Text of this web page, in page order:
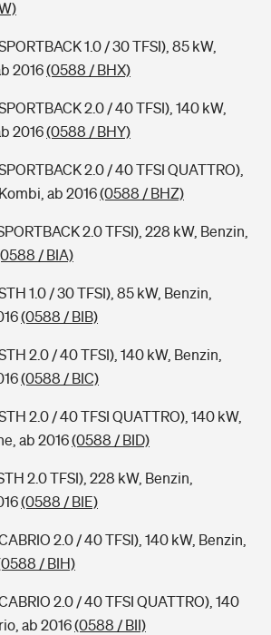
1.0 / 30 TFSI), 85 kW,
2016(0588 / BHX)
2.0 / 40 TFSI), 140 kW,
2016(0588 / BHY)
2.0 / 40 TFSI QUATTRO),
ab 2016(0588 / BHZ)
2.0 TFSI), 228 kW, Benzin,
/ BIA)
1.0 / 30 TFSI), 85 kW, Benzin,
(0588 / BIB)
2.0 / 40 TFSI), 140 kW, Benzin,
(0588 / BIC)
2.0 / 40 TFSI QUATTRO), 140 kW,
ab 2016(0588 / BID)
2.0 TFSI), 228 kW, Benzin,
(0588 / BIE)
2.0 / 40 TFSI), 140 kW, Benzin,
/ BIH)
2.0 / 40 TFSI QUATTRO), 140
ab 2016(0588 / BII)